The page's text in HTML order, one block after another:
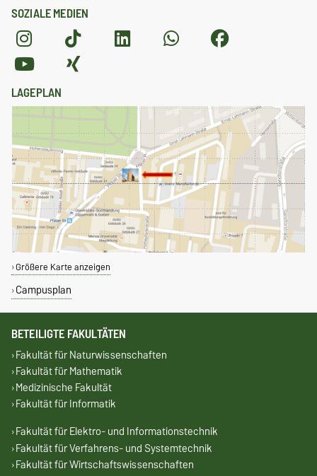
SOZIALE MEDIEN
LAGEPLAN
Größere Karte anzeigen
Campusplan
BETEILIGTE FAKULTÄTEN
Fakultät für Naturwissenschaften
Fakultät für Mathematik
Medizinische Fakultät
Fakultät für Informatik
Fakultät für Elektro- und Informationstechnik
Fakultät für Verfahrens- und Systemtechnik
Fakultät für Wirtschaftswissenschaften